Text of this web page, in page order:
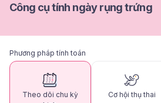
Công cụ tính ngày rụng trứng
Phương pháp tính toán
Theo dõi chu kỳ
Cơ hội thụ thai